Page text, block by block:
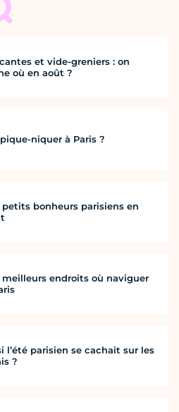
et vide-greniers : on
où en août ?
niquer à Paris ?
petits bonheurs parisiens en
meilleurs endroits où naviguer
l’été parisien se cachait sur les
?